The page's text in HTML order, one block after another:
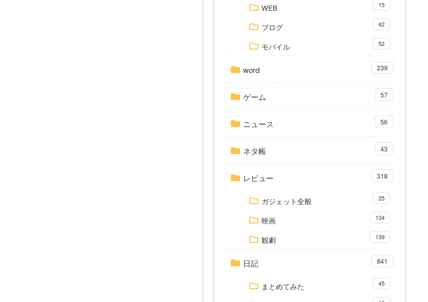
WEB 15
ブログ 42
モバイル 52
word 239
ゲーム 57
ニュース 56
ネタ帳 43
レビュー 318
ガジェット全般 25
映画 134
観劇 139
日記 841
まとめてみた 45